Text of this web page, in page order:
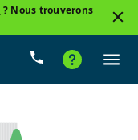
? Nous trouverons